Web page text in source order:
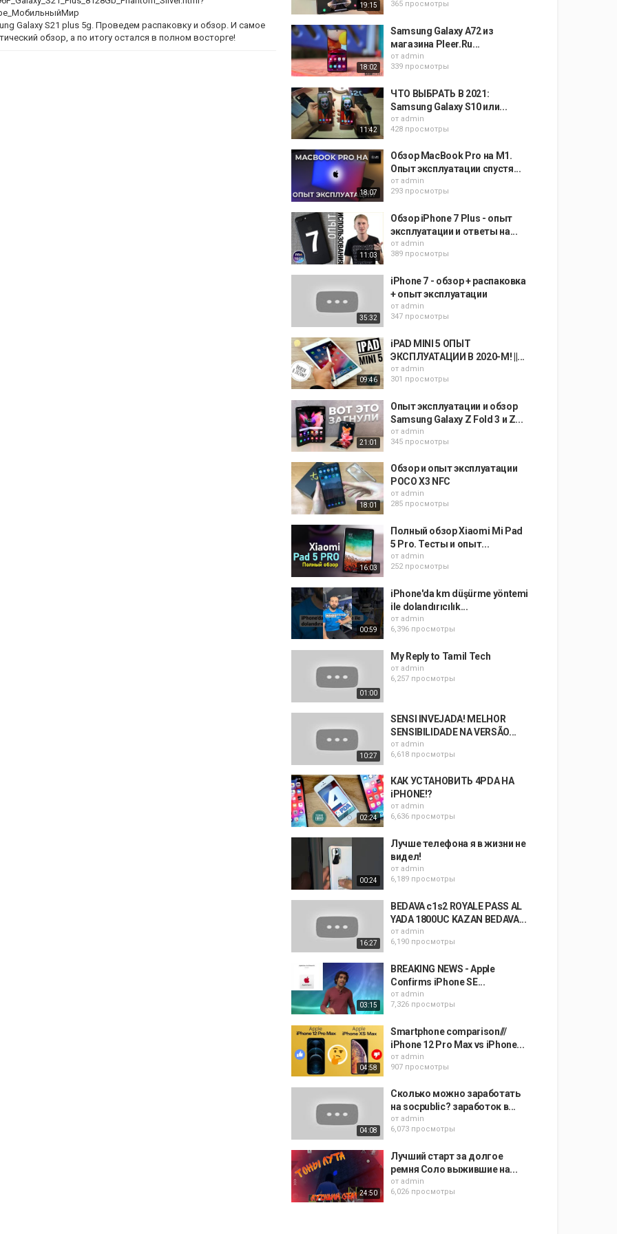
Galaxy S21 plus 5g. Проведем распаковку и обзор. И самое
обзор, а по итогу остался в полном восторге!
19:15 365 просмотры
18:02
Samsung Galaxy A72 из
магазина Pleer.Ru...
от admin
339 просмотры
11:42
ЧТО ВЫБРАТЬ В 2021:
Samsung Galaxy S10 или...
от admin
428 просмотры
18:07
Обзор MacBook Pro на M1.
Опыт эксплуатации спустя...
от admin
293 просмотры
11:03
Обзор iPhone 7 Plus - опыт
эксплуатации и ответы на...
от admin
389 просмотры
35:32
iPhone 7 - обзор + распаковка
+ опыт эксплуатации
от admin
347 просмотры
09:46
iPAD MINI 5 ОПЫТ
ЭКСПЛУАТАЦИИ В 2020-М! ||...
от admin
301 просмотры
21:01
Опыт эксплуатации и обзор
Samsung Galaxy Z Fold 3 и Z...
от admin
345 просмотры
18:01
Обзор и опыт эксплуатации
POCO X3 NFC
от admin
285 просмотры
16:03
Полный обзор Xiaomi Mi Pad
5 Pro. Тесты и опыт...
от admin
252 просмотры
00:59
iPhone'da km düşürme yöntemi
ile dolandırıcılık...
от admin
6,396 просмотры
01:00
My Reply to Tamil Tech
от admin
6,257 просмотры
10:27
SENSI INVEJADA! MELHOR
SENSIBILIDADE NA VERSÃO...
от admin
6,618 просмотры
02:24
КАК УСТАНОВИТЬ 4PDA НА
iPHONE!?
от admin
6,636 просмотры
00:24
Лучше телефона я в жизни не
видел!
от admin
6,189 просмотры
16:27
BEDAVA c1s2 ROYALE PASS AL
YADA 1800UC KAZAN BEDAVA...
от admin
6,190 просмотры
03:15
BREAKING NEWS - Apple
Confirms iPhone SE...
от admin
7,326 просмотры
04:58
Smartphone comparison///
iPhone 12 Pro Max vs iPhone...
от admin
907 просмотры
04:08
Сколько можно заработать
на socpublic? заработок в...
от admin
6,073 просмотры
24:50
Лучший старт за долгое
ремня Соло выжившие на...
от admin
6,026 просмотры